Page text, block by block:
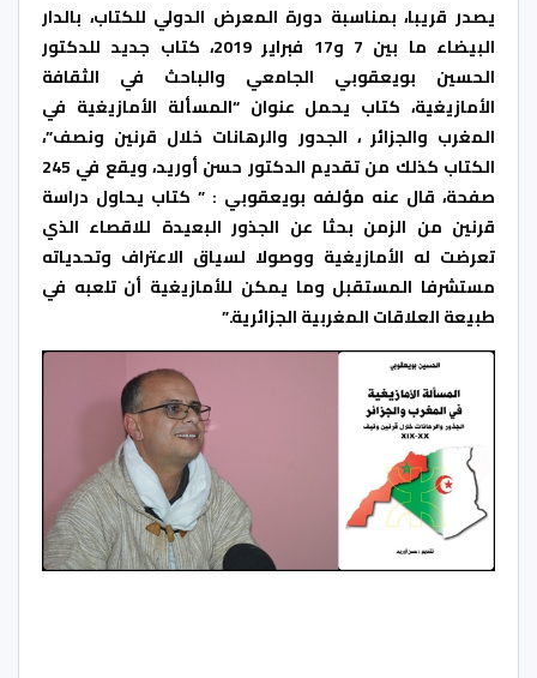
يصدر قريبا، بمناسبة دورة المعرض الدولي للكتاب، بالدار
البيضاء ما بين 7 و17 فبراير 2019، كتاب جديد للدكتور
الحسين بويعقوبي الجامعي والباحث في الثقافة
الأمازيغية، كتاب يحمل عنوان “المسألة الأمازيغية في
المغرب والجزائر ، الجدور والرهانات خلال قرنين ونصف”،
الكتاب كذلك من تقديم الدكتور حسن أوريد، ويقع في 245
صفحة، قال عنه مؤلفه بويعقوبي : ” كتاب يحاول دراسة
قرنين من الزمن بحثا عن الجذور البعيدة للاقصاء الذي
تعرضت له الأمازيغية ووصولا لسياق الاعتراف وتحدياته
مستشرفا المستقبل وما يمكن للأمازيغية أن تلعبه في
طبيعة العلاقات المغربية الجزائرية.”